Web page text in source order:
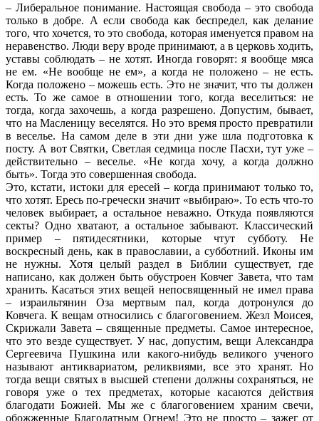
– Либеральное понимание. Настоящая свобода – это свобода
только в добре. А если свобода как беспредел, как делание
того, что хочется, то это свобода, которая именуется правом на
неравенство. Люди веру вроде принимают, а в церковь ходить,
уставы соблюдать – не хотят. Иногда говорят: я вообще мяса
не ем. «Не вообще не ем», а когда не положено – не есть.
Когда положено – можешь есть. Это не значит, что ты должен
есть. То же самое в отношении того, когда веселиться: не
тогда, когда захочешь, а когда разрешено. Допустим, бывает,
что на Масленицу веселятся. Но это время просто превратили
в веселье. На самом деле в эти дни уже шла подготовка к
посту. А вот Святки, Светлая седмица после Пасхи, тут уже –
действительно – веселье. «Не когда хочу, а когда должно
быть». Тогда это совершенная свобода.
Это, кстати, истоки для ересей – когда принимают только то,
что хотят. Ересь по-гречески значит «выбираю». То есть что-то
человек выбирает, а остальное неважно. Откуда появляются
секты? Одно хватают, а остальное забывают. Классический
пример – пятидесятники, которые чтут субботу. Не
воскресный день, как в православии, а субботний. Иконы им
не нужны. Хотя целый раздел в Библии существует, где
написано, как должен быть обустроен Ковчег Завета, что там
хранить. Касаться этих вещей непосвященный не имел права
– израильтянин Оза мертвым пал, когда дотронулся до
Ковчега. К вещам относились с благоговением. Жезл Моисея,
Скрижали Завета – священные предметы. Самое интересное,
что это везде существует. У нас, допустим, вещи Александра
Сергеевича Пушкина или какого-нибудь великого ученого
называют антиквариатом, реликвиями, все это хранят. Но
тогда вещи святых в высшей степени должны сохраняться, не
говоря уже о тех предметах, которые касаются действия
благодати Божией. Мы же с благоговением храним свечи,
обожженные Благодатным Огнем! Это не просто – зажег от